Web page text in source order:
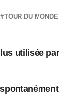
TOUR DU MONDE
utilisée par